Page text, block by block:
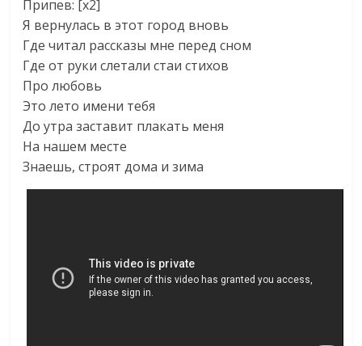
Припев: [x2]
Я вернулась в этот город вновь
Где читал рассказы мне перед сном
Где от руки слетали стаи стихов
Про любовь
Это лето имени тебя
До утра заставит плакать меня
На нашем месте
Знаешь, строят дома и зима